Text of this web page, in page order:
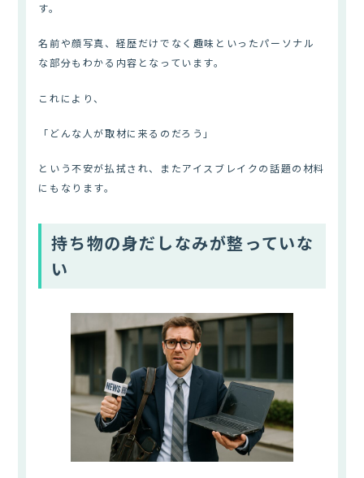
す。
名前や顔写真、経歴だけでなく趣味といったパーソナル
な部分もわかる内容となっています。
これにより、
「どんな人が取材に来るのだろう」
という不安が払拭され、またアイスブレイクの話題の材料
にもなります。
持ち物の身だしなみが整っていな
い